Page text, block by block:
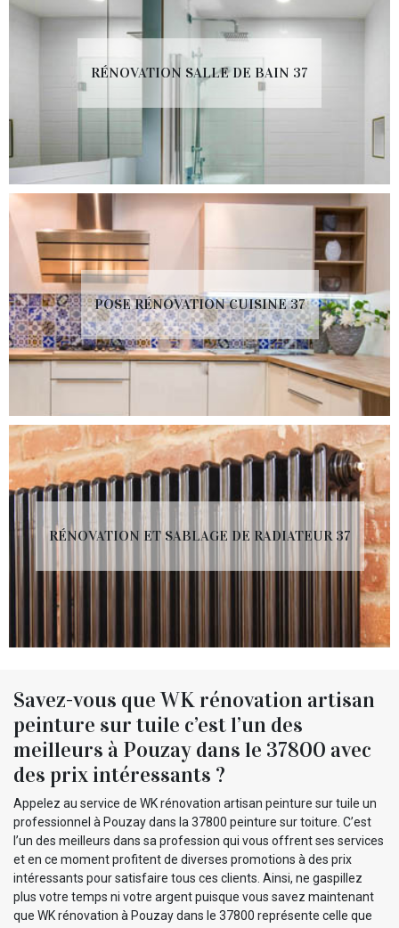
RÉNOVATION SALLE DE BAIN 37
POSE RÉNOVATION CUISINE 37
RÉNOVATION ET SABLAGE DE RADIATEUR 37
Savez-vous que WK rénovation artisan
peinture sur tuile c’est l’un des
meilleurs à Pouzay dans le 37800 avec
des prix intéressants ?
Appelez au service de WK rénovation artisan peinture sur tuile un
professionnel à Pouzay dans la 37800 peinture sur toiture. C’est
l’un des meilleurs dans sa profession qui vous offrent ses services
et en ce moment profitent de diverses promotions à des prix
intéressants pour satisfaire tous ces clients. Ainsi, ne gaspillez
plus votre temps ni votre argent puisque vous savez maintenant
que WK rénovation à Pouzay dans le 37800 représente celle que